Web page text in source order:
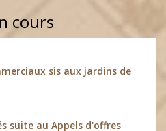
cours
sis aux jardins de
suite au Appels d'offres